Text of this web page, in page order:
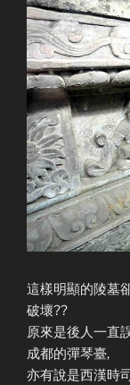
這樣明顯的陵墓
破壞??
原來是後人一直
成都的彈琴臺,
亦有說是西漢時